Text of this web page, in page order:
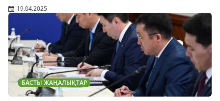
19.04.2025
БАСТЫ ЖАҢАЛЫҚТАР